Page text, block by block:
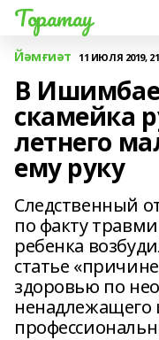
Торатау
Йәмғиәт 11 ИЮЛЯ 2019,
В Ишимбае
скамейка
летнего
ему руку
Следственный
по факту
ребенка
статье
здоровью по
ненадлежащего